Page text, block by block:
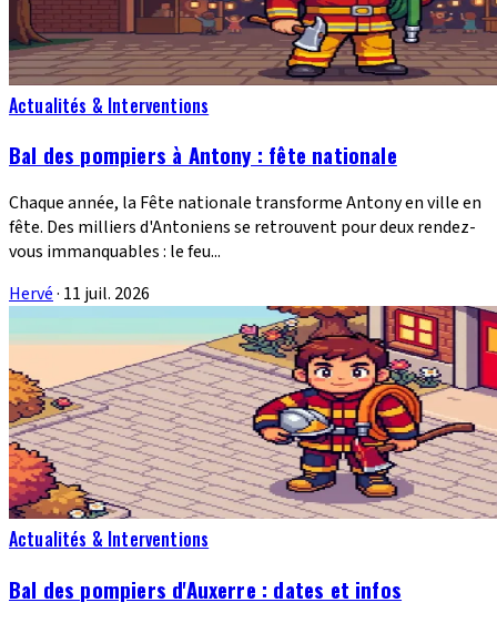
Actualités & Interventions
Bal des pompiers à Antony : fête nationale
Chaque année, la Fête nationale transforme Antony en ville en
fête. Des milliers d'Antoniens se retrouvent pour deux rendez-
vous immanquables : le feu...
Hervé· 11 juil. 2026
Actualités & Interventions
Bal des pompiers d'Auxerre : dates et infos